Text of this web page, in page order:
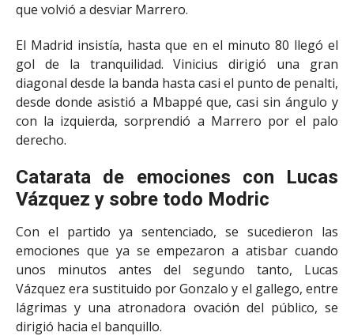
que volvió a desviar Marrero.
El Madrid insistía, hasta que en el minuto 80 llegó el
gol de la tranquilidad. Vinicius dirigió una gran
diagonal desde la banda hasta casi el punto de penalti,
desde donde asistió a Mbappé que, casi sin ángulo y
con la izquierda, sorprendió a Marrero por el palo
derecho.
Catarata de emociones con Lucas
Vázquez y sobre todo Modric
Con el partido ya sentenciado, se sucedieron las
emociones que ya se empezaron a atisbar cuando
unos minutos antes del segundo tanto, Lucas
Vázquez era sustituido por Gonzalo y el gallego, entre
lágrimas y una atronadora ovación del público, se
dirigió hacia el banquillo.